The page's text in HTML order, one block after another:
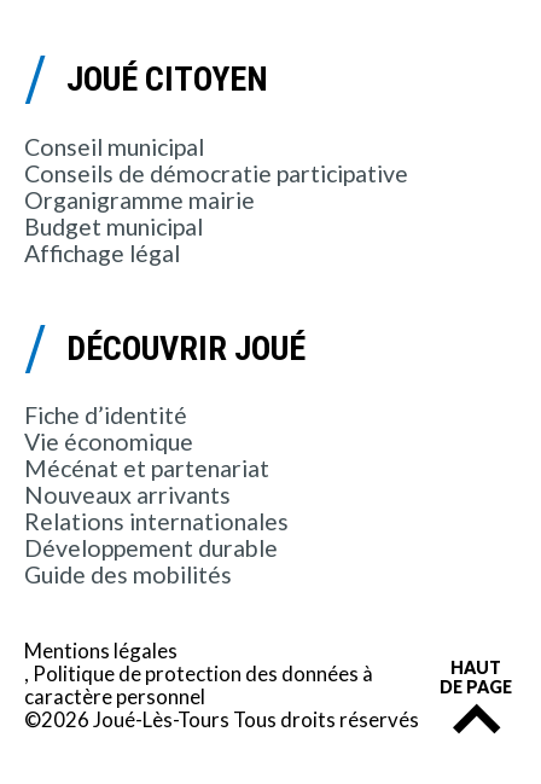
JOUÉ CITOYEN
Conseil municipal
Conseils de démocratie participative
Organigramme mairie
Budget municipal
Affichage légal
DÉCOUVRIR JOUÉ
Fiche d’identité
Vie économique
Mécénat et partenariat
Nouveaux arrivants
Relations internationales
Développement durable
Guide des mobilités
Mentions légales
Politique de protection des données à
caractère personnel
©2026 Joué-Lès-Tours Tous droits réservés
HAUT
DE PAGE